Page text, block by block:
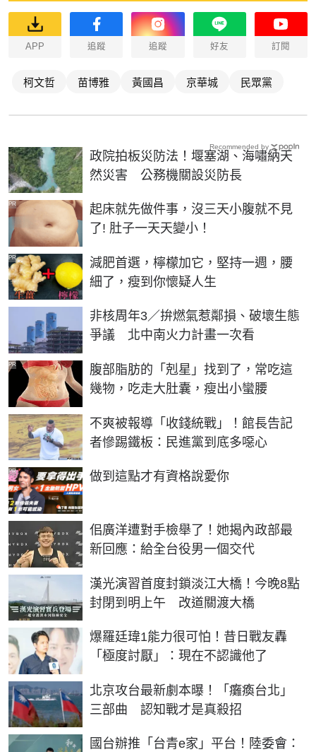
APP 追蹤 追蹤 好友 訂閱
柯文哲 苗博雅 黃國昌 京華城 民眾黨
政院拍板災防法！堰塞湖、海嘯納天
然災害 公務機關設災防長
起床就先做件事，沒三天小腹就不見
了! 肚子一天天變小！
PR
減肥首選，檸檬加它，堅持一週，腰
細了，瘦到你懷疑人生
PR
非核周年3／拚燃氣惹鄰損、破壞生態
爭議 北中南火力計畫一次看
腹部脂肪的「剋星」找到了，常吃這
幾物，吃走大肚囊，瘦出小蠻腰
PR
不爽被報導「收錢統戰」！館長告記
者慘踢鐵板：民進黨到底多噁心
做到這點才有資格說愛你
PR
佀廣洋遭對手檢舉了！她揭內政部最
新回應：給全台役男一個交代
漢光演習首度封鎖淡江大橋！今晚8點
封閉到明上午 改道關渡大橋
爆羅廷瑋1能力很可怕！昔日戰友轟
「極度討厭」：現在不認識他了
北京攻台最新劇本曝！「癱瘓台北」
三部曲 認知戰才是真殺招
國台辦推「台青e家」平台！陸委會：
Recommended by